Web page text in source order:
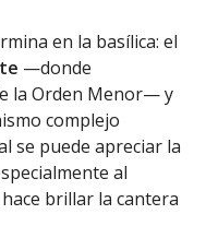
en la basílica: el
—donde
la Orden Menor— y
complejo
se puede apreciar la
al
brillar la cantera